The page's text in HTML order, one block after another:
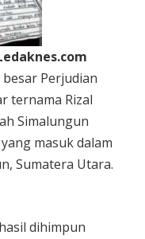
Perjudian
ternama Rizal
Simalungun
masuk dalam
Sumatera Utara.
dihimpun